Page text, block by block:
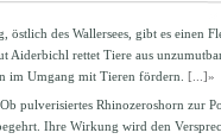
östlich des Wallersees, gibt es einen
Aiderbichl rettet Tiere aus
im Umgang mit Tieren fördern. [...]»
Ob pulverisiertes Rhinozeroshorn zur
Ihre Wirkung wird den